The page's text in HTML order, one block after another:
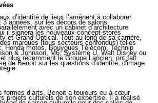
d’identité de lieux l’amènent à collaborer
3 années, sur les décors de salons
avec un cabinet d’architecture
il signera les nouveaux concept-stores
et Grand Optical. Tout au long de sa carrière,
marques (tous secteurs confondus) telles
Honda motos, Bouygues Télécom, Technip
& Johnson, M6, Système U, Walt Disney ou
plus récemment le Groupe Lancien, ont fait
de Benoit sur les questions d’identité, d'image
formes d’arts, Benoit a toujours eu à cœur
projets culturels de son expertise. Il a réalisé